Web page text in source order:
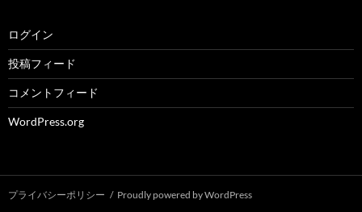
ログイン
投稿フィード
コメントフィード
WordPress.org
プライバシーポリシー Proudly powered by WordPress